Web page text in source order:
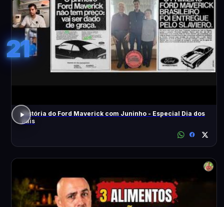
21
História do Ford Maverick com Juninho - Especial Dia dos
Pais